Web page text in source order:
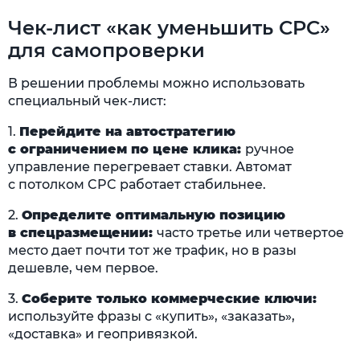
Чек-лист «как уменьшить CPC»
для самопроверки
В решении проблемы можно использовать
специальный чек-лист:
1. Перейдите на автостратегию
с ограничением по цене клика: ручное
управление перегревает ставки. Автомат
с потолком CPC работает стабильнее.
2. Определите оптимальную позицию
в спецразмещении: часто третье или четвертое
место дает почти тот же трафик, но в разы
дешевле, чем первое.
3. Соберите только коммерческие ключи:
используйте фразы с «купить», «заказать»,
«доставка» и геопривязкой.